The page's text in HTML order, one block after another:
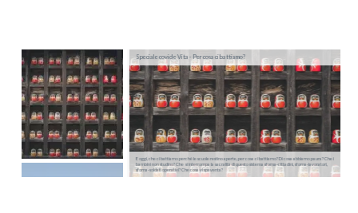
E oggi, che ci battiamo perché le scuole restino aperte, per cosa ci battiamo? Di cosa abbiamo paura? Che i
bambini non studino? Che si interrompa la sacralità di questo sistema sforna-cittadini, sforna-lavoratori,
sforna-soldati operativi? Che cosa vi spaventa?
Speciale covid e Vita - Per cosa ci battiamo?